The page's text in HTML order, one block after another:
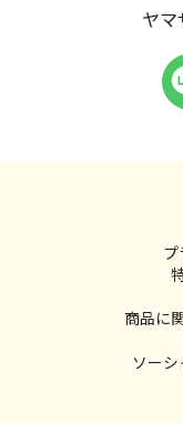
ヤ
商品に
ソー